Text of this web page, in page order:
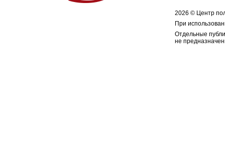
2026 © Центр
При
Отдельные
не